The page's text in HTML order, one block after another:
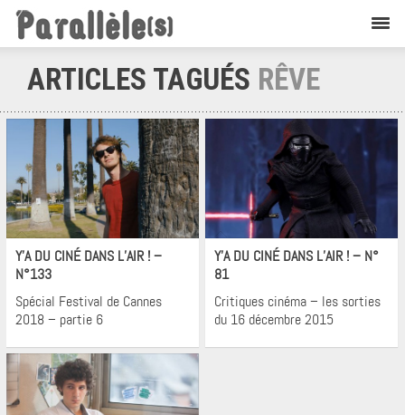
ARTICLES TAGUÉS RÊVE
Cinéma
Y’A DU CINÉ DANS L’AIR ! –
N°133
Spécial Festival de Cannes
2018 – partie 6
Cinéma
Y’A DU CINÉ DANS L’AIR ! – N°
81
Critiques cinéma – les sorties
du 16 décembre 2015